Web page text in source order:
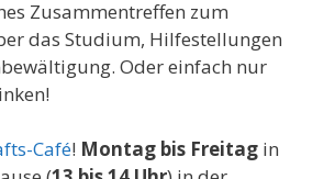
Zusammentreffen zum
das Studium, Hilfestellungen
Oder einfach nur
Café! Montag bis Freitag in